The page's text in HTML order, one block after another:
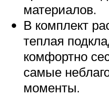
материалов.
В комплект
теплая
комфортно
самые
моменты.